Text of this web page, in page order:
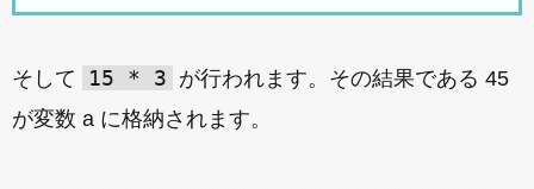
そして 15 * 3 が行われます。その結果である 45
が変数 a に格納されます。